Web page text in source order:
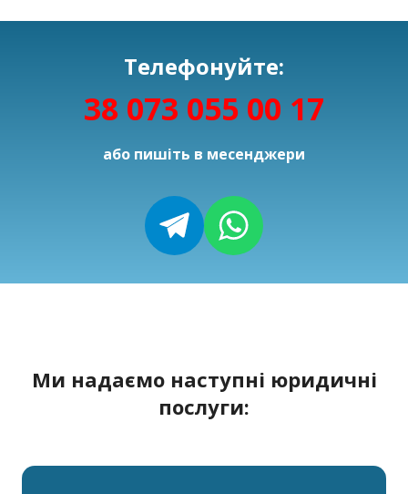
Телефонуйте:
38 073 055 00 17
або пишіть в месенджери
Ми надаємо наступні юридичні
послуги: